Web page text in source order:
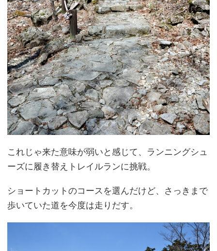
これじゃ来た意味が弱いと感じて、ランニングシュ
ーズに履き替えトレイルランに挑戦。
ショートカットのコースを選んだけど、さっきまで
歩いていた道を今度は走りだす。